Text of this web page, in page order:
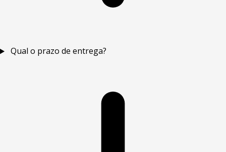
Qual o prazo de entrega?